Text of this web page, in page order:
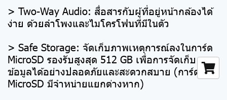
> Two-Way Audio: สื่อสารกับผู้ที่อยู่หน้ากล้องได้
ง่าย ด้วยลำโพงและไมโครโฟนที่มีในตัว
> Safe Storage: จัดเก็บภาพเหตุการณ์ลงในการ์ด
MicroSD รองรับสูงสุด 512 GB เพื่อการจัดเก็บ
ข้อมูลได้อย่างปลอดภัยและสะดวกสบาย (การ์ด
MicroSD มีจำหน่ายแยกต่างหาก)